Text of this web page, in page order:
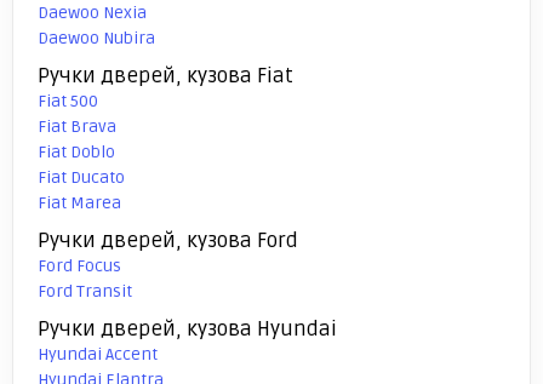
Daewoo Nexia
Daewoo Nubira
Ручки дверей, кузова Fiat
Fiat 500
Fiat Brava
Fiat Doblo
Fiat Ducato
Fiat Marea
Ручки дверей, кузова Ford
Ford Focus
Ford Transit
Ручки дверей, кузова Hyundai
Hyundai Accent